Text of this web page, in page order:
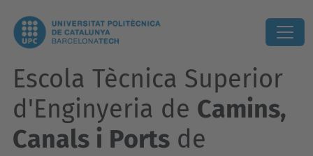
Escola Tècnica Superior
d'Enginyeria de Camins,
Canals i Ports de